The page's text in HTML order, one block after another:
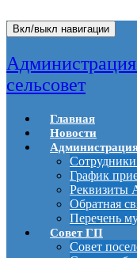
Вкл/выкл навигации
сельсовет
Главная
Новости
График
Реквизиты
Обратная
Перечень
Совет ГП
Совет